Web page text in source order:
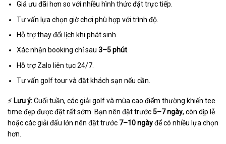
Giá ưu đãi hơn so với nhiều hình thức đặt trực tiếp.
Tư vấn lựa chọn giờ chơi phù hợp với trình độ.
Hỗ trợ thay đổi lịch khi phát sinh.
Xác nhận booking chỉ sau3–5 phút.
Hỗ trợ Zalo liên tục 24/7.
Tư vấn golf tour và đặt khách sạn nếu cần.
⚡ Lưu ý:Cuối tuần, các giải golf và mùa cao điểm thường khiến tee
time đẹp được đặt rất sớm. Bạn nên đặt trước5–7 ngày, còn dịp lễ
hoặc các giải đấu lớn nên đặt trước 7–10 ngàyđể có nhiều lựa chọn
hơn.